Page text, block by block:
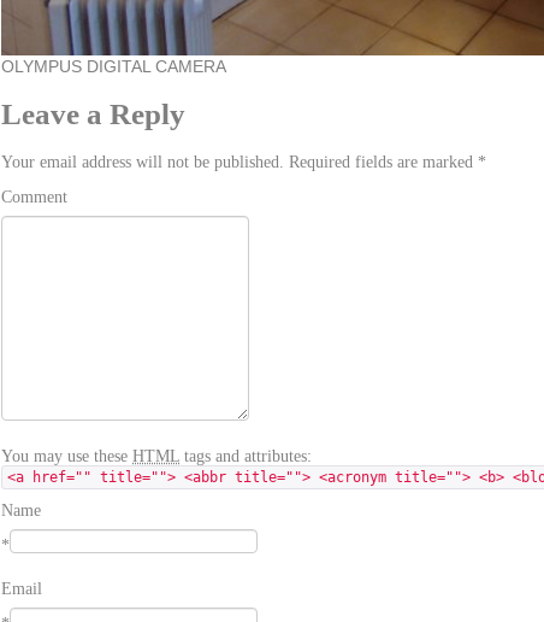
OLYMPUS DIGITAL CAMERA
Leave a Reply
Your email address will not be published. Required fields are marked *
Comment
You may use these HTML tags and attributes:
<a href="" title=""> <abbr title=""> <acronym title=""> <b>
Name
*
Email